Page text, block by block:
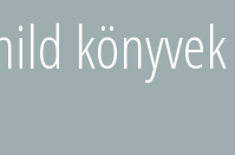
könyvek